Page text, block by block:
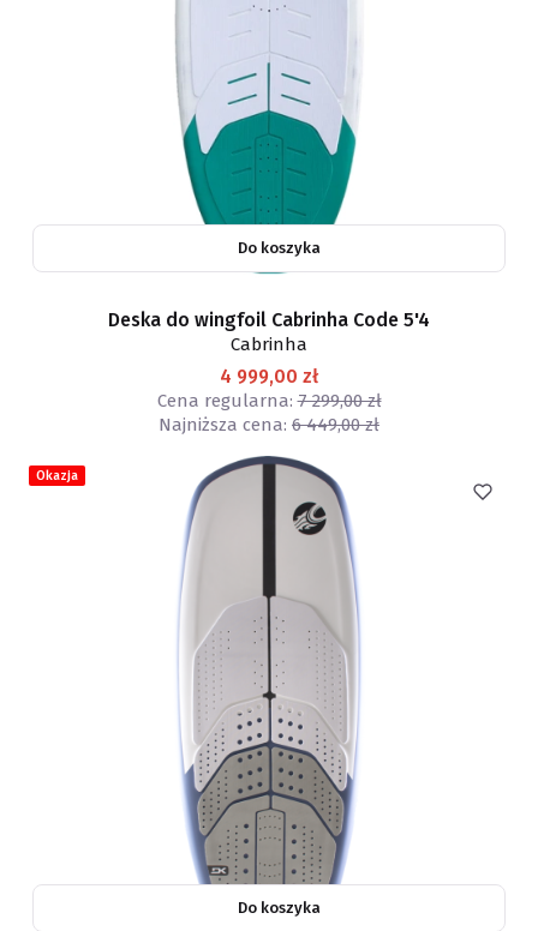
Do koszyka
Deska do wingfoil Cabrinha Code 5'4
Cabrinha
4 999,00 zł
Cena regularna: 7 299,00 zł
Najniższa cena: 6 449,00 zł
Okazja
Do koszyka